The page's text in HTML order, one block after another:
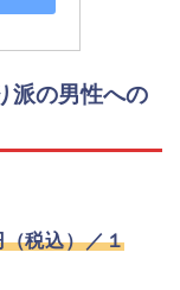
派の男性への
税込）／１